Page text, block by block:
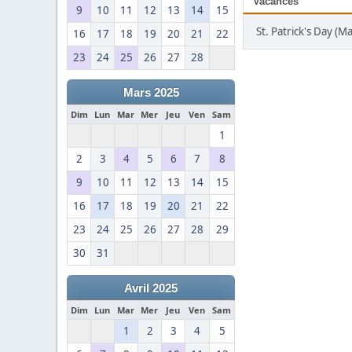
9
10 11 12 13 14
15
16
17 18 19 20 21
22
23
24 25 26 27 28
Mars 2025
Dim Lun Mar Mer Jeu Ven Sam
1
2
3 4 5 6 7
8
9
10 11 12 13 14
15
16
17 18 19 20 21
22
23
24 25 26 27 28
29
30
31
Avril 2025
Dim Lun Mar Mer Jeu Ven Sam
1 2 3 4
5
St. Patrick's Day